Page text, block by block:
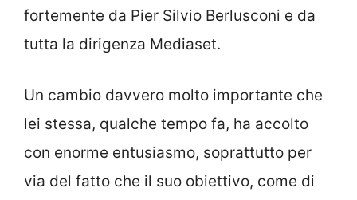
fortemente da Pier Silvio Berlusconi e da
tutta la dirigenza Mediaset.
Un cambio davvero molto importante che
lei stessa, qualche tempo fa, ha accolto
con enorme entusiasmo, soprattutto per
via del fatto che il suo obiettivo, come di